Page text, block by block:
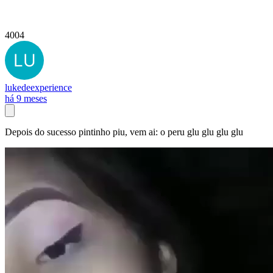
4004
lukedeexperience
há 9 meses
Depois do sucesso pintinho piu, vem ai: o peru glu glu glu glu